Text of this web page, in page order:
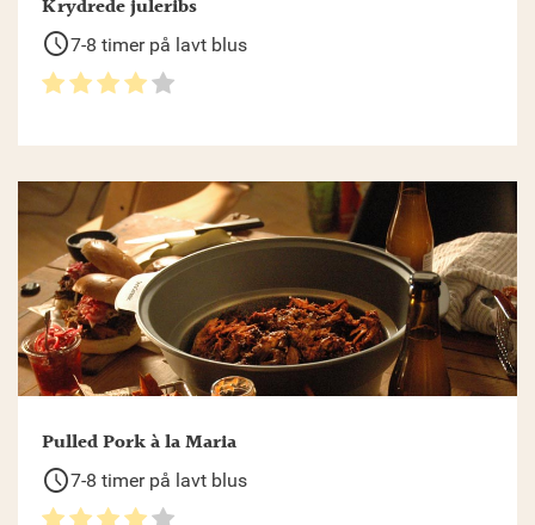
Krydrede juleribs
schedule7-8 timer på lavt blus
Pulled Pork à la Maria
schedule7-8 timer på lavt blus